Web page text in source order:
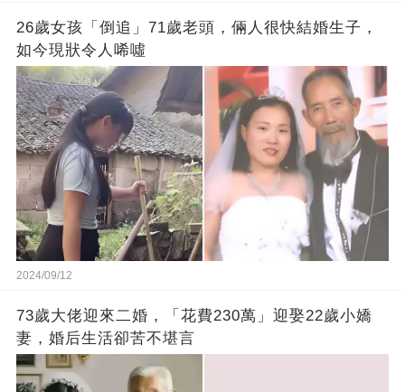
26歲女孩「倒追」71歲老頭，倆人很快結婚生子，
如今現狀令人唏噓
2024/09/12
73歲大佬迎來二婚，「花費230萬」迎娶22歲小嬌
妻，婚后生活卻苦不堪言